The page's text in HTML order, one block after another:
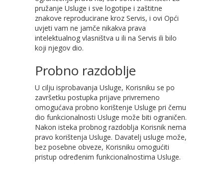
pružanje Usluge i sve logotipe i zaštitne
znakove reproducirane kroz Servis, i ovi Opći
uvjeti vam ne jamče nikakva prava
intelektualnog vlasništva u ili na Servis ili bilo
koji njegov dio.
Probno razdoblje
U cilju isprobavanja Usluge, Korisniku se po
završetku postupka prijave privremeno
omogućava probno korištenje Usluge pri čemu
dio funkcionalnosti Usluge može biti ograničen.
Nakon isteka probnog razdoblja Korisnik nema
pravo korištenja Usluge. Davatelj usluge može,
bez posebne obveze, Korisniku omogućiti
pristup određenim funkcionalnostima Usluge.